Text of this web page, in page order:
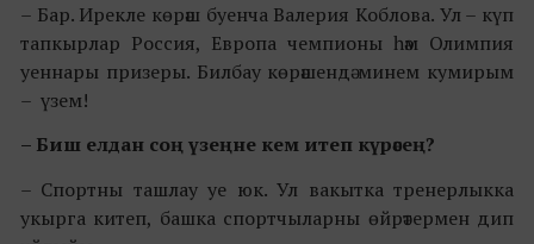
– Бар. Ирекле көрәш буенча Валерия Коблова. Ул – күп
тапкырлар Россия, Европа чемпионы һәм Олимпия
уеннары призеры. Билбау көрәшендә минем кумирым
– үзем!
– Биш елдан соң үзеңне кем итеп күрәсең?
– Спортны ташлау уе юк. Ул вакытка тренерлыкка
укырга китеп, башка спортчыларны өйрәтермен дип